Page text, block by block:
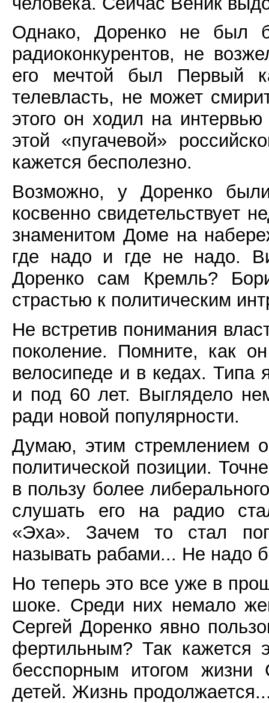
Однако, Доренко не был
радиоконкурентов, не
его мечтой был Первый
телевласть, не может
этого он ходил на
этой «пугачевой»
кажется бесполезно.
Возможно, у Доренко
косвенно свидетельствует
знаменитом Доме на
где надо и где не надо.
Доренко сам Кремль?
страстью к политическим
Не встретив понимания
поколение. Помните, как
велосипеде и в кедах. Типа
и под 60 лет. Выглядело
ради новой популярности.
Думаю, этим стремлением
политической позиции.
в пользу более
слушать его на радио
«Эха». Зачем то стал
называть рабами... Не надо
Но теперь это все уже в
шоке. Среди них немало
Сергей Доренко явно
фертильным? Так кажется
бесспорным итогом жизни
детей. Жизнь